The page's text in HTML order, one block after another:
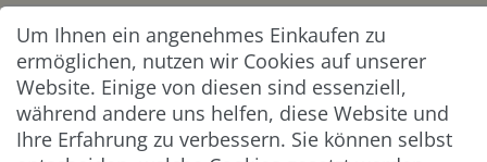
Abonnieren
** Hierbei handelt es sich um ein Pflichtfeld.
Um Ihnen ein angenehmes Einkaufen zu
ermöglichen, nutzen wir Cookies auf unserer
Website. Einige von diesen sind essenziell,
während andere uns helfen, diese Website und
Ihre Erfahrung zu verbessern. Sie können selbst